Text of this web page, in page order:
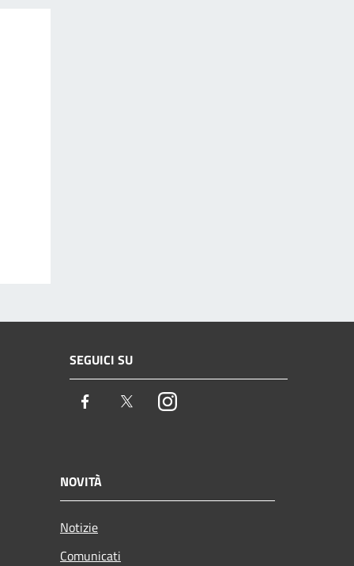
SEGUICI SU
Facebook TwitterInstagram
NOVITÀ
Notizie
Comunicati